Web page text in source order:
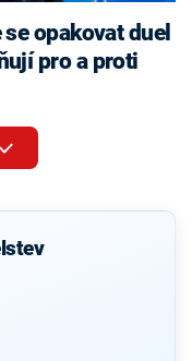
pro a proti